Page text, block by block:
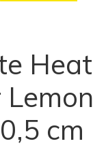
Heat
cm